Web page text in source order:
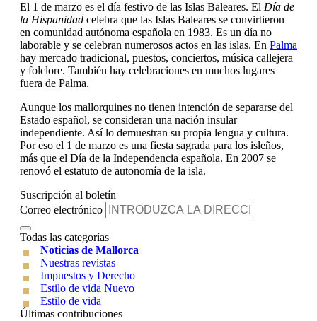
El 1 de marzo es el día festivo de las Islas Baleares. El Día de
la Hispanidad celebra que las Islas Baleares se convirtieron
en comunidad autónoma española en 1983. Es un día no
laborable y se celebran numerosos actos en las islas. En Palma
hay mercado tradicional, puestos, conciertos, música callejera
y folclore. También hay celebraciones en muchos lugares
fuera de Palma.
Aunque los mallorquines no tienen intención de separarse del
Estado español, se consideran una nación insular
independiente. Así lo demuestran su propia lengua y cultura.
Por eso el 1 de marzo es una fiesta sagrada para los isleños,
más que el Día de la Independencia española. En 2007 se
renovó el estatuto de autonomía de la isla.
Suscripción al boletín
Correo electrónico
Todas las categorías
Noticias de Mallorca
Nuestras revistas
Impuestos y Derecho
Estilo de vida Nuevo
Estilo de vida
Últimas contribuciones